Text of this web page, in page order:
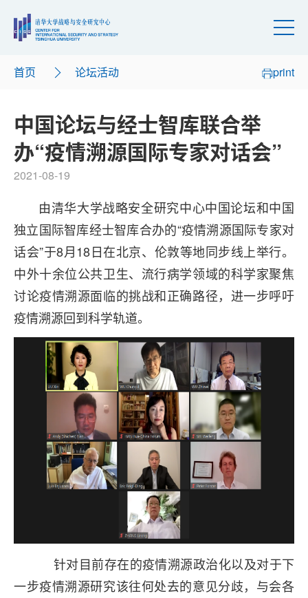
首页 论坛活动 print
中国论坛与经士智库联合举
办“疫情溯源国际专家对话会”
2021-08-19
由清华大学战略安全研究中心中国论坛和中国
独立国际智库经士智库合办的“疫情溯源国际专家对
话会”于8月18日在北京、伦敦等地同步线上举行。
中外十余位公共卫生、流行病学领域的科学家聚焦
讨论疫情溯源面临的挑战和正确路径，进一步呼吁
疫情溯源回到科学轨道。
针对目前存在的疫情溯源政治化以及对于下
一步疫情溯源研究该往何处去的意见分歧，与会各